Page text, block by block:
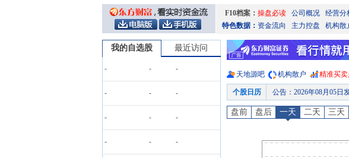
F10档案： 操盘必读 公司概况 经营分
特色数据： 资金流向 主力控盘 机构散
我的自选股 最近访问
- - -
- - -
- - -
- - -
天地源吧 机构散户 精准买卖
个股日历 公告 ： 2026年08月05日发
股权质押：截止2026年
：
2026年07月30日发布《
股权质押：截止2026年
盘前 盘后 一天 二天 三天